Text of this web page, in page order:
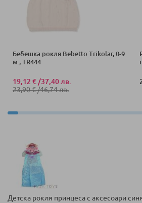
Бебешка рокля Bebetto Trikolar, 0-9
м., TR444
19,12 €/37,40 лв.
23,90 €/46,74 лв.
Детска рокля принцеса с аксесоари